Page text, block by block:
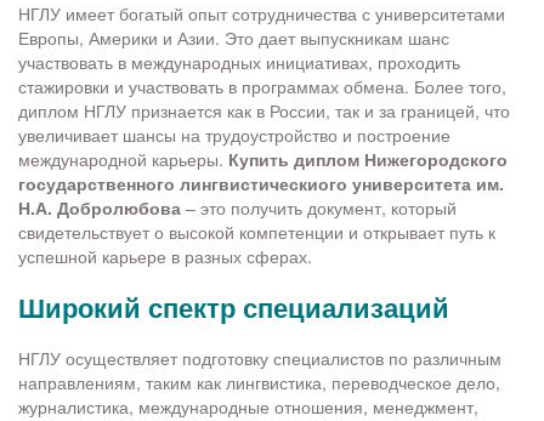
НГЛУ имеет богатый опыт сотрудничества с университетами
Европы, Америки и Азии. Это дает выпускникам шанс
участвовать в международных инициативах, проходить
стажировки и участвовать в программах обмена. Более того,
диплом НГЛУ признается как в России, так и за границей, что
увеличивает шансы на трудоустройство и построение
международной карьеры. Купить диплом Нижегородского
государственного лингвистическиого университета им.
Н.А. Добролюбова – это получить документ, который
свидетельствует о высокой компетенции и открывает путь к
успешной карьере в разных сферах.
Широкий спектр специализаций
НГЛУ осуществляет подготовку специалистов по различным
направлениям, таким как лингвистика, переводческое дело,
журналистика, международные отношения, менеджмент,